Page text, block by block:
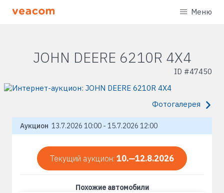
Меню
JOHN DEERE 6210R 4X4
ID #47450
Фотогалерея
Аукцион 13.7.2026 10:00 - 15.7.2026 12:00
Текущий аукцион: 10.—12.8.2026
Похожие автомобили